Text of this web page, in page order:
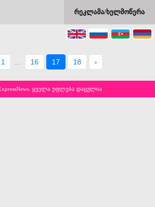
რეკლამა/ხელმოწერა
1 16 17 18 ›
ყველა უფლება დაცულია